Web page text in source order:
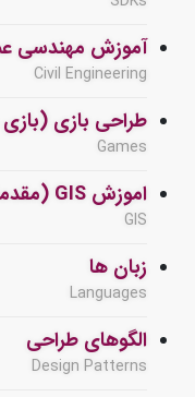
آموزش مهندسی
Civil Engineering
طراحی بازی (بازی
Games
اموزش GIS (مقدماتی تا پیشرفته)
GIS
زبان ها
Languages
الگوهای طراحی
Design Patterns